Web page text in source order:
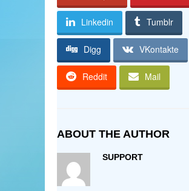
Linkedin Tumblr
Digg VKontakte
Reddit Mail
ABOUT THE AUTHOR
SUPPORT